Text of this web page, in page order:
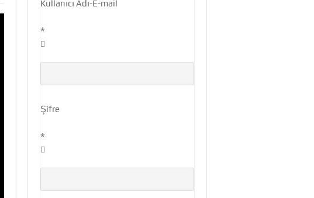
Throttling Çözümü
Bilgisayarı)
Kullanıcı Adı-E-mail
*
Şifre
*